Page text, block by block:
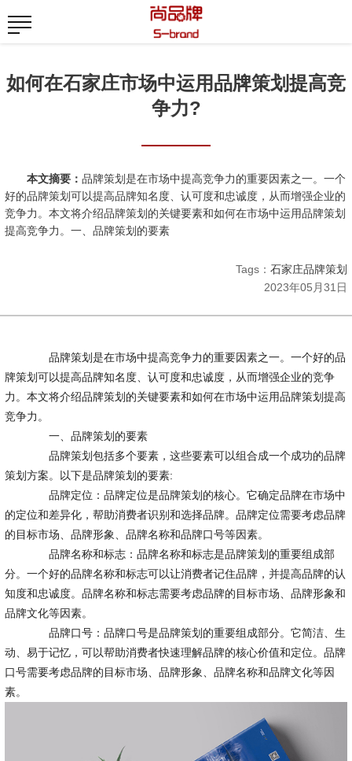
如何在石家庄市场中运用品牌策划提高竞
争力?
本文摘要： 品牌策划是在市场中提高竞争力的重要因素之一。一个
好的品牌策划可以提高品牌知名度、认可度和忠诚度，从而增强企业的
竞争力。本文将介绍品牌策划的关键要素和如何在市场中运用品牌策划
提高竞争力。一、品牌策划的要素
Tags： 石家庄品牌策划
2023年05月31日
品牌策划是在市场中提高竞争力的重要因素之一。一个好的品
牌策划可以提高品牌知名度、认可度和忠诚度，从而增强企业的竞争
力。本文将介绍品牌策划的关键要素和如何在市场中运用品牌策划提高
竞争力。
一、品牌策划的要素
品牌策划包括多个要素，这些要素可以组合成一个成功的品牌
策划方案。以下是品牌策划的要素:
品牌定位：品牌定位是品牌策划的核心。它确定品牌在市场中
的定位和差异化，帮助消费者识别和选择品牌。品牌定位需要考虑品牌
的目标市场、品牌形象、品牌名称和品牌口号等因素。
品牌名称和标志：品牌名称和标志是品牌策划的重要组成部
分。一个好的品牌名称和标志可以让消费者记住品牌，并提高品牌的认
知度和忠诚度。品牌名称和标志需要考虑品牌的目标市场、品牌形象和
品牌文化等因素。
品牌口号：品牌口号是品牌策划的重要组成部分。它简洁、生
动、易于记忆，可以帮助消费者快速理解品牌的核心价值和定位。品牌
口号需要考虑品牌的目标市场、品牌形象、品牌名称和品牌文化等因
素。